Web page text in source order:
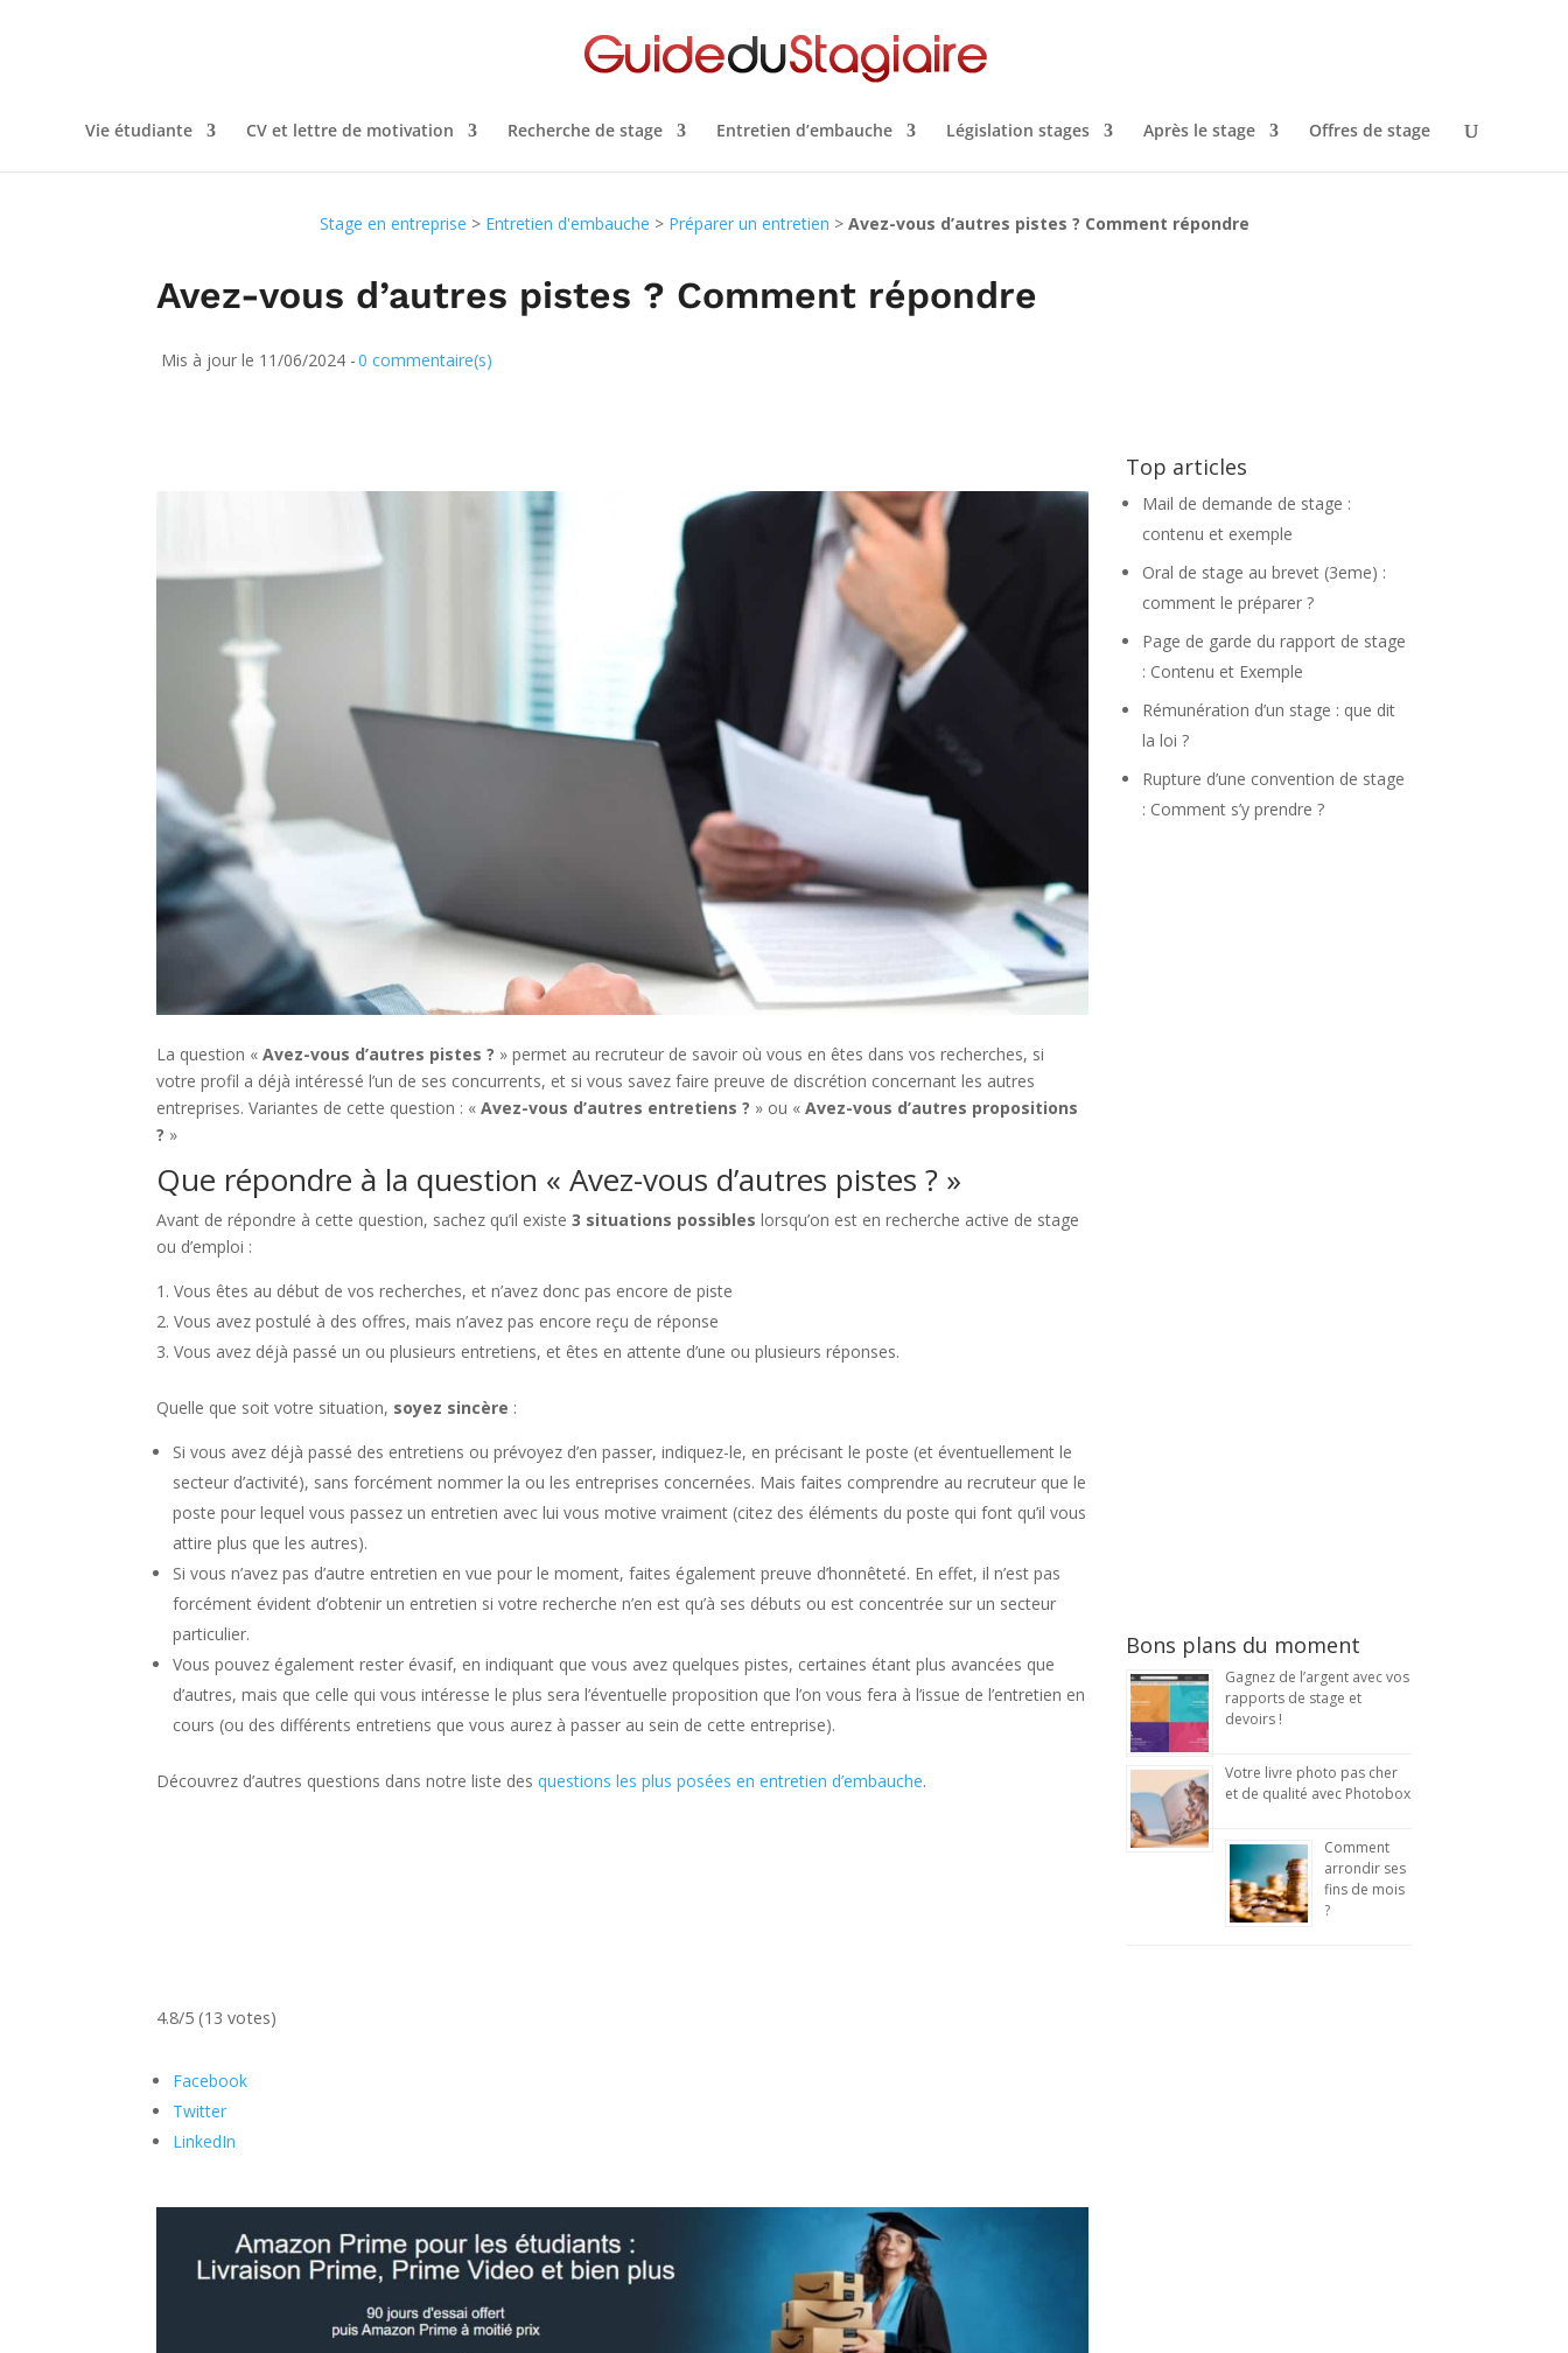
Vie étudiante CV et lettre de motivation Recherche de stage Entretien d’embauche Législation stages Après le stage Offres de stage
Stage en entreprise > Entretien d'embauche > Préparer un entretien > Avez-vous d’autres pistes ? Comment répondre
Avez-vous d’autres pistes ? Comment répondre
Mis à jour le 11/06/2024 -0 commentaire(s)
La question «Avez-vous d’autres pistes ? » permet au recruteur de savoir où vous en êtes dans vos recherches, si
votre profil a déjà intéressé l’un de ses concurrents, et si vous savez faire preuve de discrétion concernant les autres
entreprises. Variantes de cette question : «Avez-vous d’autres entretiens ? » ou «Avez-vous d’autres propositions
? »
Que répondre à la question « Avez-vous d’autres pistes ? »
Avant de répondre à cette question, sachez qu’il existe3 situations possibles lorsqu’on est en recherche active de stage
ou d’emploi :
Vous êtes au début de vos recherches, et n’avez donc pas encore de piste
Vous avez postulé à des offres, mais n’avez pas encore reçu de réponse
Vous avez déjà passé un ou plusieurs entretiens, et êtes en attente d’une ou plusieurs réponses.
Quelle que soit votre situation, soyez sincère :
Si vous avez déjà passé des entretiens ou prévoyez d’en passer, indiquez-le, en précisant le poste (et éventuellement le
secteur d’activité), sans forcément nommer la ou les entreprises concernées. Mais faites comprendre au recruteur que le
poste pour lequel vous passez un entretien avec lui vous motive vraiment (citez des éléments du poste qui font qu’il vous
attire plus que les autres).
Si vous n’avez pas d’autre entretien en vue pour le moment, faites également preuve d’honnêteté. En effet, il n’est pas
forcément évident d’obtenir un entretien si votre recherche n’en est qu’à ses débuts ou est concentrée sur un secteur
particulier.
Vous pouvez également rester évasif, en indiquant que vous avez quelques pistes, certaines étant plus avancées que
d’autres, mais que celle qui vous intéresse le plus sera l’éventuelle proposition que l’on vous fera à l’issue de l’entretien en
cours (ou des différents entretiens que vous aurez à passer au sein de cette entreprise).
Découvrez d’autres questions dans notre liste desquestions les plus posées en entretien d’embauche.
4.8/5 (13 votes)
Facebook
Twitter
LinkedIn
Top articles
Mail de demande de stage :
contenu et exemple
Oral de stage au brevet (3eme) :
comment le préparer ?
Page de garde du rapport de stage
: Contenu et Exemple
Rémunération d’un stage : que dit
la loi ?
Rupture d’une convention de stage
: Comment s’y prendre ?
Bons plans du moment
Gagnez de l’argent avec vos
rapports de stage et
devoirs !
Votre livre photo pas cher
et de qualité avec Photobox
Comment
arrondir ses
fins de mois
?